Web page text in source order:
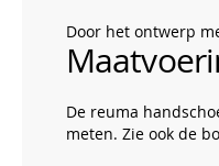
Door het ontwerp
De reuma
meten. Zie ook de